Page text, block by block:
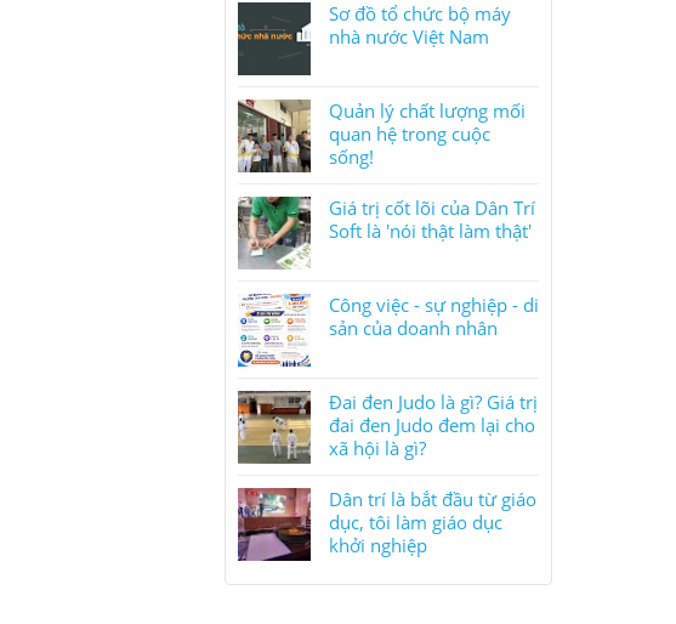
Sơ đồ tổ chức bộ máy
nhà nước Việt Nam
Quản lý chất lượng mối
quan hệ trong cuộc
sống!
Giá trị cốt lõi của Dân Trí
Soft là 'nói thật làm thật'
Công việc - sự nghiệp - di
sản của doanh nhân
Đai đen Judo là gì? Giá trị
đai đen Judo đem lại cho
xã hội là gì?
Dân trí là bắt đầu từ giáo
dục, tôi làm giáo dục
khởi nghiệp